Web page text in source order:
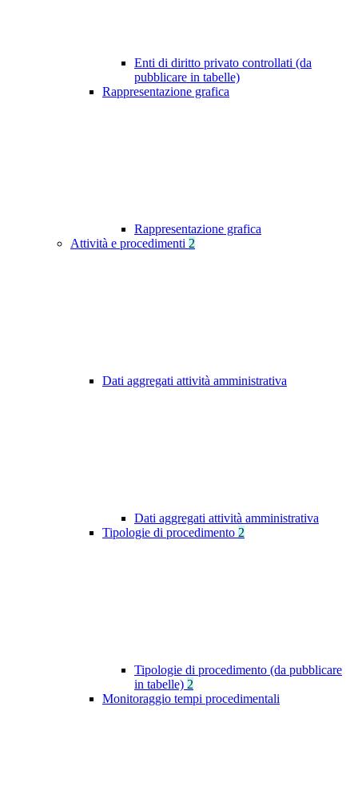
Enti di diritto privato controllati (da
pubblicare in tabelle)
Rappresentazione grafica
Rappresentazione grafica
Attività e procedimenti 2
Dati aggregati attività amministrativa
Dati aggregati attività amministrativa
Tipologie di procedimento 2
Tipologie di procedimento (da pubblicare
in tabelle) 2
Monitoraggio tempi procedimentali